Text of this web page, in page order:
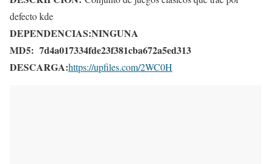
defecto kde
DEPENDENCIAS:NINGUNA
MD5: 7d4a017334fde23f381cba672a5ed313
DESCARGA:https://upfiles.com/2WC0H